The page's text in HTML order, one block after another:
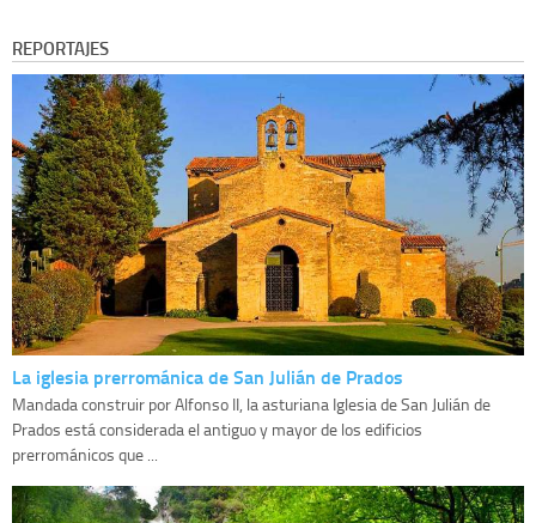
REPORTAJES
La iglesia prerrománica de San Julián de Prados
Mandada construir por Alfonso II, la asturiana Iglesia de San Julián de
Prados está considerada el antiguo y mayor de los edificios
prerrománicos que ...